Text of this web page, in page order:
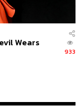
Wears
933